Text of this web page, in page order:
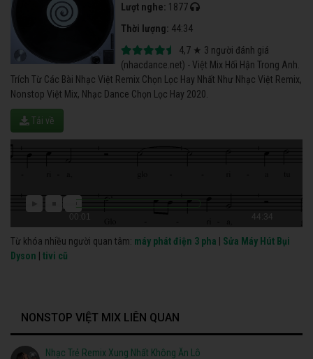
Lượt nghe: 1877
Thời lượng: 44:34
4,7 ★ 3 người đánh giá
(nhacdance.net) - Việt Mix Hối Hận Trong Anh.
Trích Từ Các Bài Nhạc Việt Remix Chọn Lọc Hay Nhất Như Nhạc Việt Remix,
Nonstop Việt Mix, Nhạc Dance Chọn Lọc Hay 2020.
Tải về
00:01 44:34
Từ khóa nhiều người quan tâm: máy phát điện 3 pha
Sửa Máy Hút Bụi
Dyson
tivi cũ
NONSTOP VIỆT MIX LIÊN QUAN
Nhạc Trẻ Remix Xung Nhất Không Ăn Lô